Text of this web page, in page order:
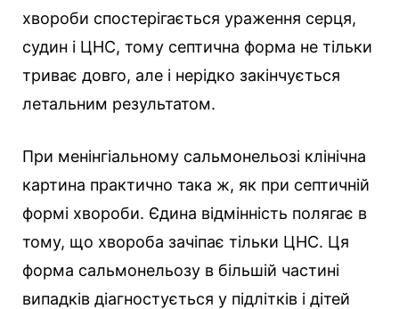
хвороби спостерігається ураження серця,
судин і ЦНС, тому септична форма не тільки
триває довго, але і нерідко закінчується
летальним результатом.
При менінгіальному сальмонельозі клінічна
картина практично така ж, як при септичній
формі хвороби. Єдина відмінність полягає в
тому, що хвороба зачіпає тільки ЦНС. Ця
форма сальмонельозу в більшій частині
випадків діагностується у підлітків і дітей